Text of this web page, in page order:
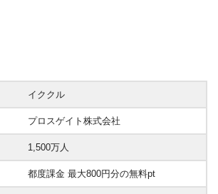
イククル
プロスゲイト株式会社
1,500万人
都度課金 最大800円分の無料pt